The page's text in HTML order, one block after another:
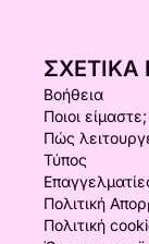
Βοήθεια
Ποιοι είμαστε;
Πώς
Τύπος
Πολιτική
Πολιτική